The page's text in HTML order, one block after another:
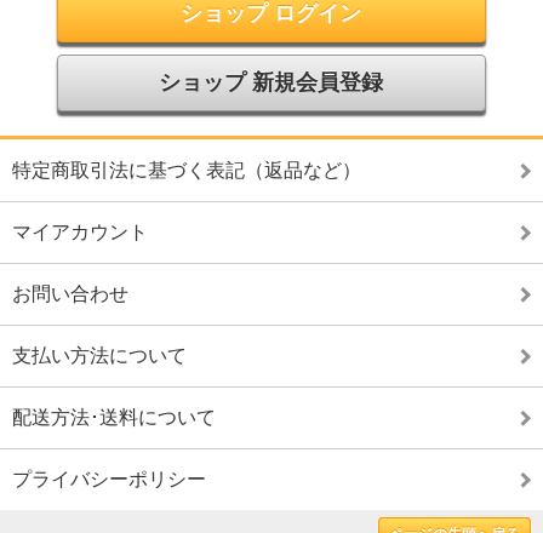
ショップ ログイン
ショップ 新規会員登録
特定商取引法に基づく表記（返品など）
マイアカウント
お問い合わせ
支払い方法について
配送方法･送料について
プライバシーポリシー